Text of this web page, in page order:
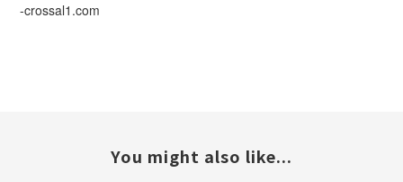
-crossal1.com
You might also like...